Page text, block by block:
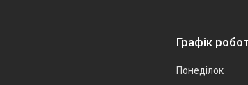
Графік
Понеділок